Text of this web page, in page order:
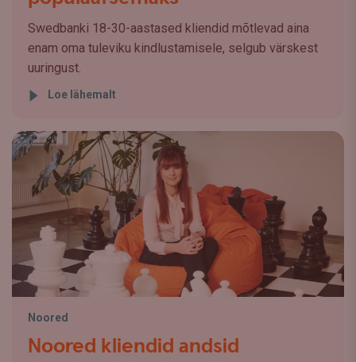
Swedbanki 18-30-aastased kliendid mõtlevad aina
enam oma tuleviku kindlustamisele, selgub värskest
uuringust.
Loe lähemalt
Noored
Noored kliendid andsid